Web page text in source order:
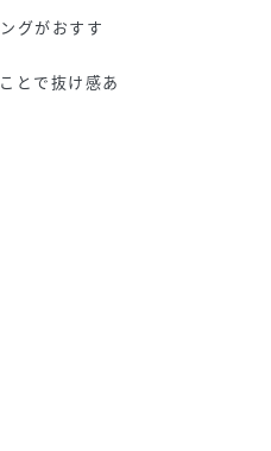
グがおすす
とで抜け感あ